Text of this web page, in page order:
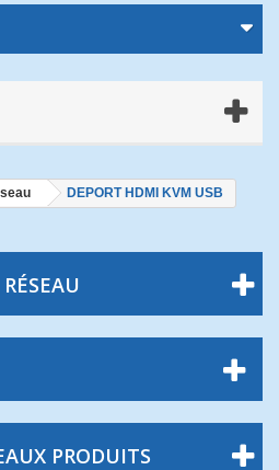
DEPORT HDMI KVM USB
RÉSEAU
PRODUITS